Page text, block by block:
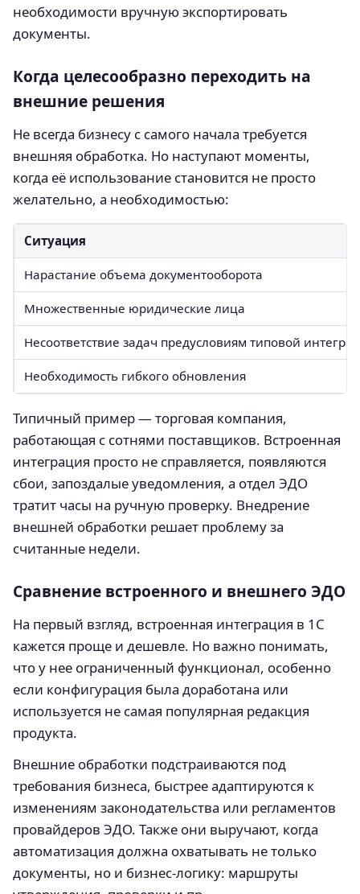
необходимости вручную экспортировать
документы.
Когда целесообразно переходить на
внешние решения
Не всегда бизнесу с самого начала требуется
внешняя обработка. Но наступают моменты,
когда её использование становится не просто
желательно, а необходимостью:
Ситуация
Нарастание объема документооборота
Множественные юридические лица
Несоответствие задач предусловиям типовой
Необходимость гибкого обновления
Типичный пример — торговая компания,
работающая с сотнями поставщиков. Встроенная
интеграция просто не справляется, появляются
сбои, запоздалые уведомления, а отдел ЭДО
тратит часы на ручную проверку. Внедрение
внешней обработки решает проблему за
считанные недели.
Сравнение встроенного и внешнего ЭДО
На первый взгляд, встроенная интеграция в 1С
кажется проще и дешевле. Но важно понимать,
что у нее ограниченный функционал, особенно
если конфигурация была доработана или
используется не самая популярная редакция
продукта.
Внешние обработки подстраиваются под
требования бизнеса, быстрее адаптируются к
изменениям законодательства или регламентов
провайдеров ЭДО. Также они выручают, когда
автоматизация должна охватывать не только
документы, но и бизнес-логику: маршруты